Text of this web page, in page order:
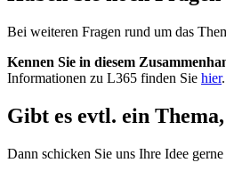
Bei weiteren Fragen rund um das
Kennen Sie in diesem
Informationen zu L365 finden Sie hier.
Gibt es evtl. ein
Dann schicken Sie uns Ihre Idee